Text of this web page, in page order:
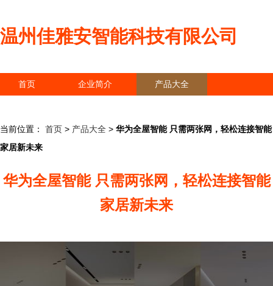
温州佳雅安智能科技有限公司
首页 企业简介 产品大全
当前位置： 首页 > 产品大全 > 华为全屋智能 只需两张网，轻松连接智能
家居新未来
华为全屋智能 只需两张网，轻松连接智能
家居新未来